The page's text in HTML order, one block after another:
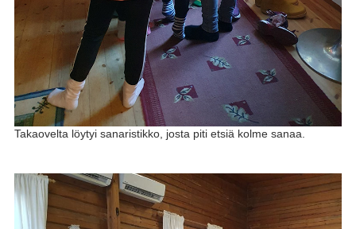
Takaovelta löytyi sanaristikko, josta piti etsiä kolme sanaa.